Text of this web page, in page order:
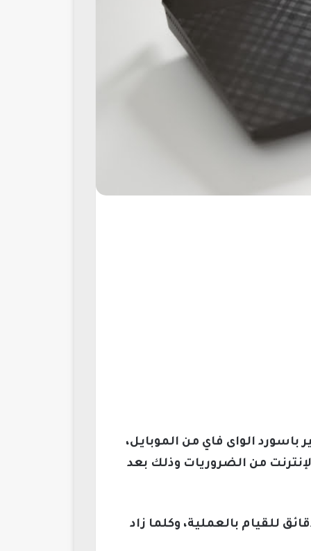
الواى فاي من الموبايل،
من الضروريات وذلك بعد
للقيام بالعملية، وكلما زاد